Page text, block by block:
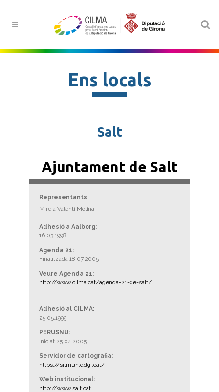
Ens locals
Salt
Ajuntament de Salt
Representants:
Mireia Valentí Molina
Adhesió a Aalborg:
16.03.1998
Agenda 21:
Finalitzada 18.07.2005
Veure Agenda 21:
http://www.cilma.cat/agenda-21-de-salt/
Adhesió al CILMA:
25.05.1999
PERUSNU:
Iniciat 25.04.2005
Servidor de cartografia:
https://sitmun.ddgi.cat/
Web institucional:
http://www.salt.cat